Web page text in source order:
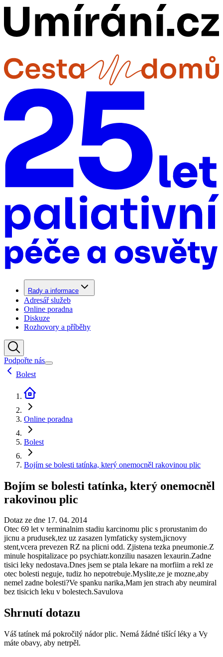
Rady a informace
Adresář služeb
Online poradna
Diskuze
Rozhovory a příběhy
Podpořte nás
Bolest
Online poradna
Bolest
Bojím se bolesti tatínka, který onemocněl rakovinou plic
Bojím se bolesti tatínka, který onemocněl
rakovinou plic
Dotaz ze dne 17. 04. 2014
Otec 69 let v terminalnim stadiu karcinomu plic s prorustanim do
jicnu a prudusek,tez uz zasazen lymfaticky system,jicnovy
stent,vcera prevezen RZ na plicni odd. Zjistena tezka pneumonie.Z
minule hospitalizace po psychiatr.konziliu nasazen lexaurin.Zadne
tisici leky nedostava.Dnes jsem se ptala lekare na morfiim a rekl ze
otec bolesti neguje, tudiz ho nepotrebuje.Myslite,ze je mozne,aby
nemel zadne bolesti?Ve spanku narika,Mam jen strach aby neumiral
bez tisicich leku v bolestech.Savulova
Shrnutí dotazu
Váš tatínek má pokročilý nádor plic. Nemá žádné tišící léky a Vy
máte obavy, aby netrpěl.